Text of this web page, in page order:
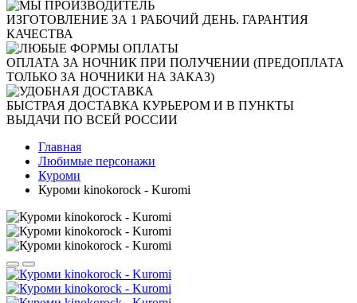
ИЗГОТОВЛЕНИЕ ЗА 1 РАБОЧИЙ ДЕНЬ. ГАРАНТИЯ
КАЧЕСТВА
ОПЛАТА ЗА НОЧНИК ПРИ ПОЛУЧЕНИИ (ПРЕДОПЛАТА
ТОЛЬКО ЗА НОЧНИКИ НА ЗАКАЗ)
БЫСТРАЯ ДОСТАВКА КУРЬЕРОМ И В ПУНКТЫ
ВЫДАЧИ ПО ВСЕЙ РОССИИ
Главная
Любимые персонажи
Куроми
Куроми kinokorock - Kuromi